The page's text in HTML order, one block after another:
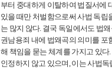
부터 중대하게 이탈하여 법질서에
있을 때만 처벌함으로써 사법 독립
는 많지 않다. 결국 독일에서도 법
권남용죄 내에 법왜곡의 의미를 포
해 책임을 묻는 체계를 가지고 있
인정하지 않고 있으며, 이는 사법